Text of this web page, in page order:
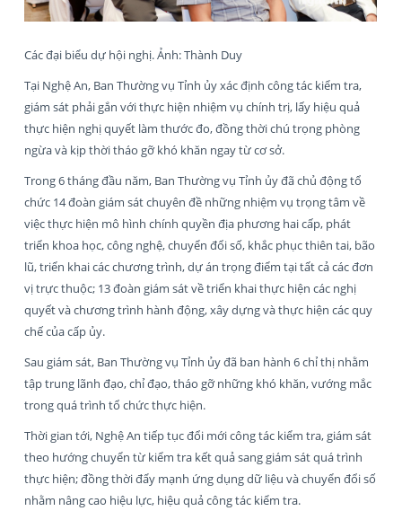
Các đại biểu dự hội nghị. Ảnh: Thành Duy
Tại Nghệ An, Ban Thường vụ Tỉnh ủy xác định công tác kiểm tra,
giám sát phải gắn với thực hiện nhiệm vụ chính trị, lấy hiệu quả
thực hiện nghị quyết làm thước đo, đồng thời chú trọng phòng
ngừa và kịp thời tháo gỡ khó khăn ngay từ cơ sở.
Trong 6 tháng đầu năm, Ban Thường vụ Tỉnh ủy đã chủ động tổ
chức 14 đoàn giám sát chuyên đề những nhiệm vụ trọng tâm về
việc thực hiện mô hình chính quyền địa phương hai cấp, phát
triển khoa học, công nghệ, chuyển đổi số, khắc phục thiên tai, bão
lũ, triển khai các chương trình, dự án trọng điểm tại tất cả các đơn
vị trực thuộc; 13 đoàn giám sát về triển khai thực hiện các nghị
quyết và chương trình hành động, xây dựng và thực hiện các quy
chế của cấp ủy.
Sau giám sát, Ban Thường vụ Tỉnh ủy đã ban hành 6 chỉ thị nhằm
tập trung lãnh đạo, chỉ đạo, tháo gỡ những khó khăn, vướng mắc
trong quá trình tổ chức thực hiện.
Thời gian tới, Nghệ An tiếp tục đổi mới công tác kiểm tra, giám sát
theo hướng chuyển từ kiểm tra kết quả sang giám sát quá trình
thực hiện; đồng thời đẩy mạnh ứng dụng dữ liệu và chuyển đổi số
nhằm nâng cao hiệu lực, hiệu quả công tác kiểm tra.